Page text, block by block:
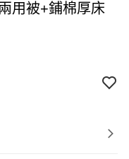
用被+鋪棉厚床